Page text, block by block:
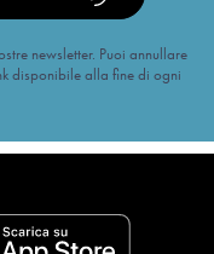
newsletter. Puoi annullare
disponibile alla fine di ogni